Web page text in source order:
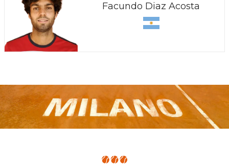
Facundo Diaz Acosta